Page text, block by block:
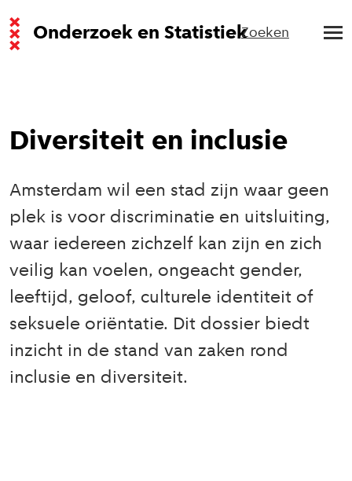
Onderzoek en StatistiekZoeken
Diversiteit en inclusie
Amsterdam wil een stad zijn waar geen
plek is voor discriminatie en uitsluiting,
waar iedereen zichzelf kan zijn en zich
veilig kan voelen, ongeacht gender,
leeftijd, geloof, culturele identiteit of
seksuele oriëntatie. Dit dossier biedt
inzicht in de stand van zaken rond
inclusie en diversiteit.